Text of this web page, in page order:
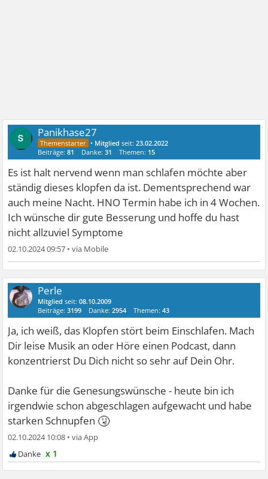
Panikhase27
• Mitglied seit:23.02.2022
Beiträge:81 Danke:31 Themen: 15
Es ist halt nervend wenn man schlafen möchte aber
ständig dieses klopfen da ist. Dementsprechend war
auch meine Nacht. HNO Termin habe ich in 4 Wochen.
Ich wünsche dir gute Besserung und hoffe du hast
nicht allzuviel Symptome
02.10.2024 09:57 •
Perle
Mitglied seit:08.10.2009
Beiträge:3199 Danke:2954 Themen:43
Ja, ich weiß, das Klopfen stört beim Einschlafen. Mach
Dir leise Musik an oder Höre einen Podcast, dann
konzentrierst Du Dich nicht so sehr auf Dein Ohr.
Danke für die Genesungswünsche - heute bin ich
irgendwie schon abgeschlagen aufgewacht und habe
starken Schnupfen 🤧
02.10.2024 10:08 •
x 1